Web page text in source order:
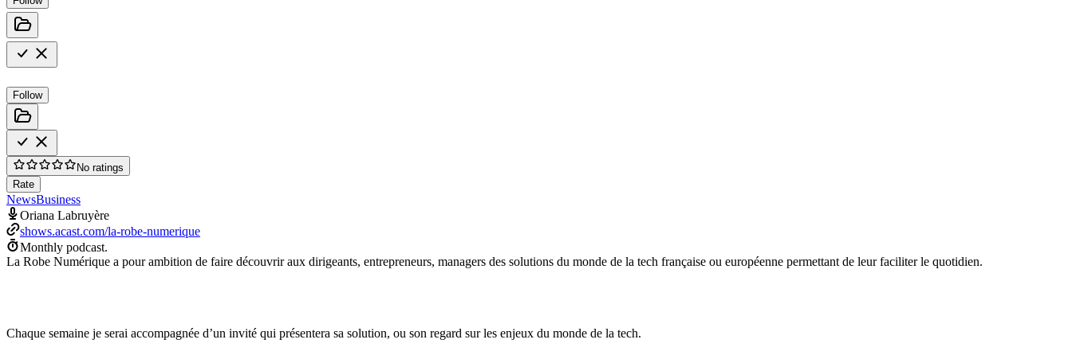
Follow
No ratings
Rate
NewsBusiness
Oriana Labruyère
shows.acast.com/la-robe-numerique
Monthly podcast.
La Robe Numérique a pour ambition de faire découvrir aux dirigeants, entrepreneurs, managers des solutions du monde de la tech française ou européenne permettant de leur faciliter le quotidien.
Chaque semaine je serai accompagnée d’un invité qui présentera sa solution, ou son regard sur les enjeux du monde de la tech.